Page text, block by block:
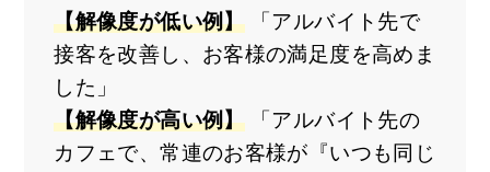
【解像度が低い例】「アルバイト先で
接客を改善し、お客様の満足度を高めま
した」
【解像度が高い例】「アルバイト先の
カフェで、常連のお客様が『いつも同じ